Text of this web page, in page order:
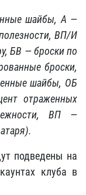
шайбы, А —
ВП/И
БВ — броски по
броски,
шайбы, ОБ
отраженных
ВП —
подведены на
клуба в